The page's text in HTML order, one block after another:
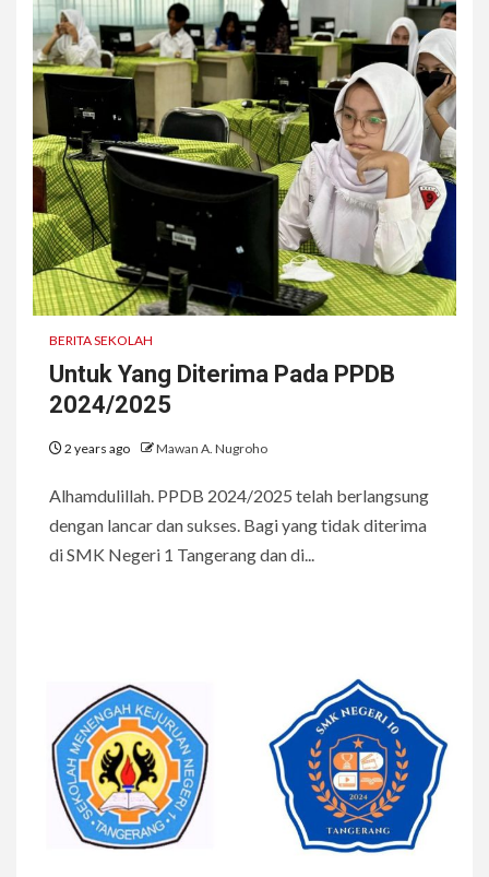
BERITA SEKOLAH
Untuk Yang Diterima Pada PPDB
2024/2025
2 years ago Mawan A. Nugroho
Alhamdulillah. PPDB 2024/2025 telah berlangsung
dengan lancar dan sukses. Bagi yang tidak diterima
di SMK Negeri 1 Tangerang dan di...